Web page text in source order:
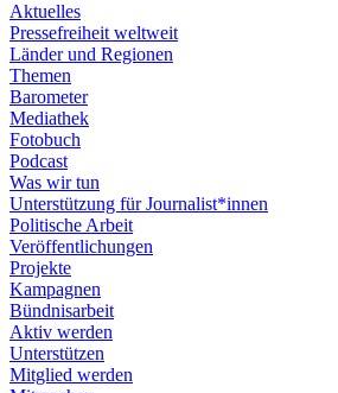
Aktuelles
Pressefreiheit weltweit
Länder und Regionen
Themen
Barometer
Mediathek
Fotobuch
Podcast
Was wir tun
Unterstützung für Journalist*innen
Politische Arbeit
Veröffentlichungen
Projekte
Kampagnen
Bündnisarbeit
Aktiv werden
Unterstützen
Mitglied werden